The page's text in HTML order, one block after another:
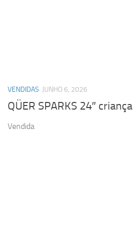
VENDIDAS JUNHO 6, 2026
QÜER SPARKS 24″ criança
Vendida